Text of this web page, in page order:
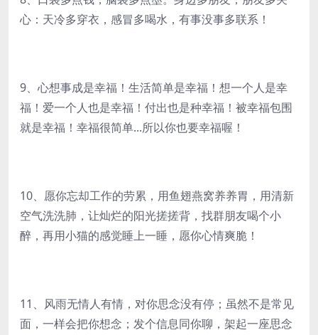
心：天冷多穿衣，感冒多喝水，有事没事多联系！
9、心想事成是幸福！生活简单是幸福！想一个人是幸
福！爱一个人也是幸福！付出也是种幸福！被幸福包围
就是幸福！幸福很简单...所以你也要幸福喔！
10、愿你忘却工作的劳累，用鱼翅燕窝养养胃，用清新
空气洗洗肺，让灿烂的阳光搓搓背，找群朋友喝个小
醉，再用小猫的感觉睡上一睡，愿你心情爽脆！
11、风雨无情人有情，对你思念没有停；虽然不是常见
面，一样会把你想念；发个信息同你聊，架起一座思念